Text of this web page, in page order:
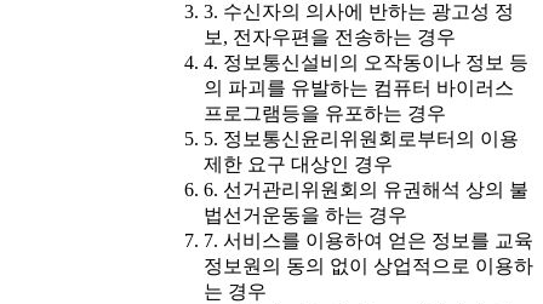
3. 수신자의 의사에 반하는 광고성 정
보, 전자우편을 전송하는 경우
4. 정보통신설비의 오작동이나 정보 등
의 파괴를 유발하는 컴퓨터 바이러스
프로그램등을 유포하는 경우
5. 정보통신윤리위원회로부터의 이용
제한 요구 대상인 경우
6. 선거관리위원회의 유권해석 상의 불
법선거운동을 하는 경우
7. 서비스를 이용하여 얻은 정보를 교육
정보원의 동의 없이 상업적으로 이용하
는 경우